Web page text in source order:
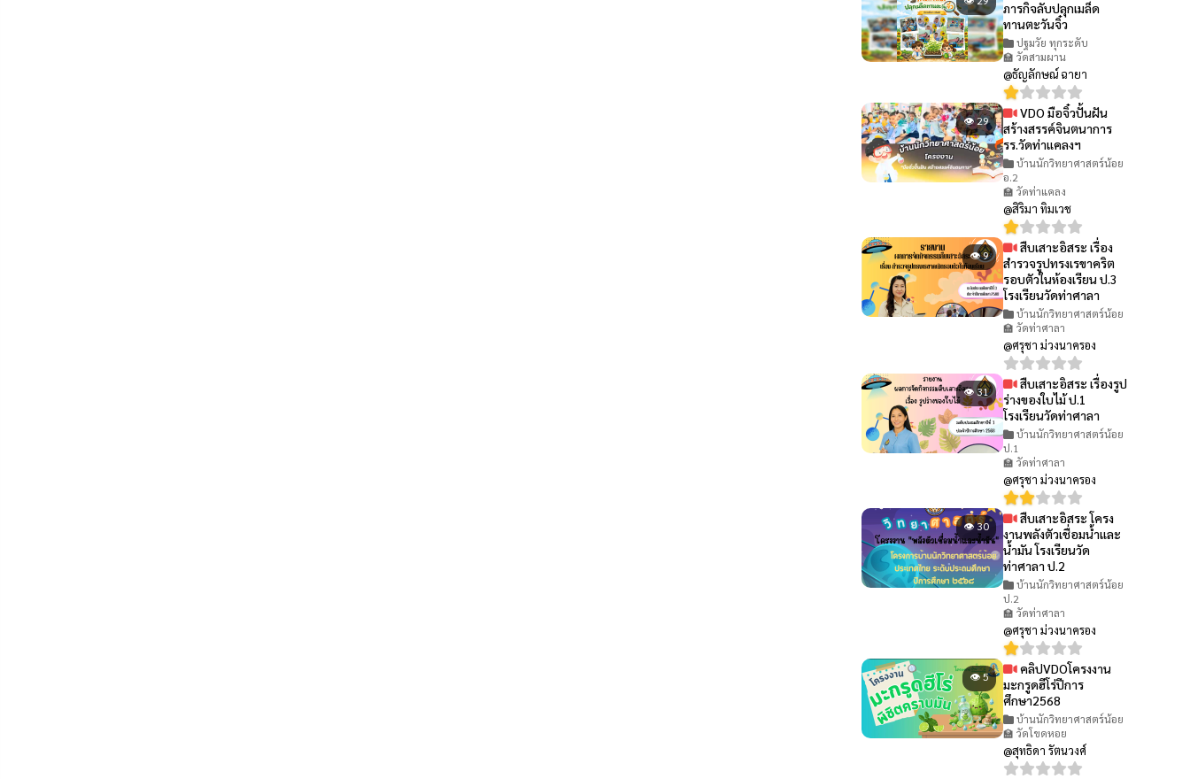
ภารกิจลับปลุกเมล็ด
ทานตะวันจิ๋ว
ปฐมวัย ทุกระดับ
🏫 วัดสามผาน
@ธัญลักษณ์ ฉายา
👁 29
VDO มือจิ๋วปั้นฝัน
สร้างสรรค์จินตนาการ
รร.วัดท่าแคลงฯ
บ้านนักวิทยาศาสตร์น้อย
อ.2
🏫 วัดท่าแคลง
@สิริมา ทิมเวช
👁 9
สืบเสาะอิสระ เรื่อง
สำรวจรูปทรงเรขาคริต
รอบตัวในห้องเรียน ป.3
โรงเรียนวัดท่าศาลา
บ้านนักวิทยาศาสตร์น้อย
🏫 วัดท่าศาลา
@ศรุชา ม่วงนาครอง
👁 31
สืบเสาะอิสระ เรื่องรูป
ร่างของใบไม้ ป.1
โรงเรียนวัดท่าศาลา
บ้านนักวิทยาศาสตร์น้อย
ป.1
🏫 วัดท่าศาลา
@ศรุชา ม่วงนาครอง
👁 30
สืบเสาะอิสระ โครง
งานพลังตัวเชื่อมน้ำและ
น้ำมัน โรงเรียนวัด
ท่าศาลา ป.2
บ้านนักวิทยาศาสตร์น้อย
ป.2
🏫 วัดท่าศาลา
@ศรุชา ม่วงนาครอง
👁 5
คลิปVDOโครงงาน
มะกรูดฮีโร่ปีการ
ศึกษา2568
บ้านนักวิทยาศาสตร์น้อย
🏫 วัดโขดหอย
@สุทธิดา รัตนวงศ์